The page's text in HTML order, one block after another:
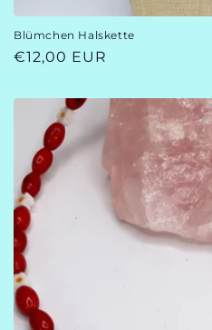
Blümchen Halskette
Normaler
€12,00 EUR